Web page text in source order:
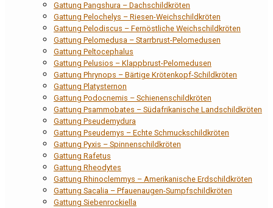
Gattung Pangshura – Dachschildkröten
Gattung Pelochelys – Riesen-Weichschildkröten
Gattung Pelodiscus – Fernöstliche Weichschildkröten
Gattung Pelomedusa – Starrbrust-Pelomedusen
Gattung Peltocephalus
Gattung Pelusios – Klappbrust-Pelomedusen
Gattung Phrynops – Bärtige Krötenkopf-Schildkröten
Gattung Platysternon
Gattung Podocnemis – Schienenschildkröten
Gattung Psammobates – Südafrikanische Landschildkröten
Gattung Pseudemydura
Gattung Pseudemys – Echte Schmuckschildkröten
Gattung Pyxis – Spinnenschildkröten
Gattung Rafetus
Gattung Rheodytes
Gattung Rhinoclemmys – Amerikanische Erdschildkröten
Gattung Sacalia – Pfauenaugen-Sumpfschildkröten
Gattung Siebenrockiella